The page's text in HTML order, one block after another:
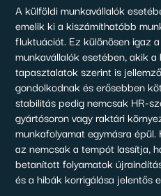
A külföldi munkavállalók
emelik ki a kiszámíthatóbb
fluktuációt. Ez különösen igaz
munkavállalók esetében, akik
tapasztalatok szerint is
gondolkodnak és erősebben
stabilitás pedig nemcsak HR-
gyártósoron vagy raktári
munkafolyamat egymásra
az nemcsak a tempót lassítja,
betanított folyamatok
és a hibák korrigálása jelentős